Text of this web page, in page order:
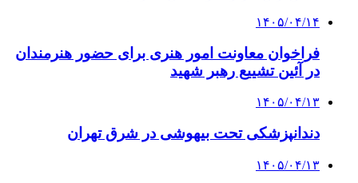
۱۴۰۵/۰۴/۱۴
فراخوان معاونت امور هنری برای حضور هنرمندان
در آئین تشییع رهبر شهید
۱۴۰۵/۰۴/۱۳
دندانپزشکی تحت بیهوشی در شرق تهران
۱۴۰۵/۰۴/۱۳